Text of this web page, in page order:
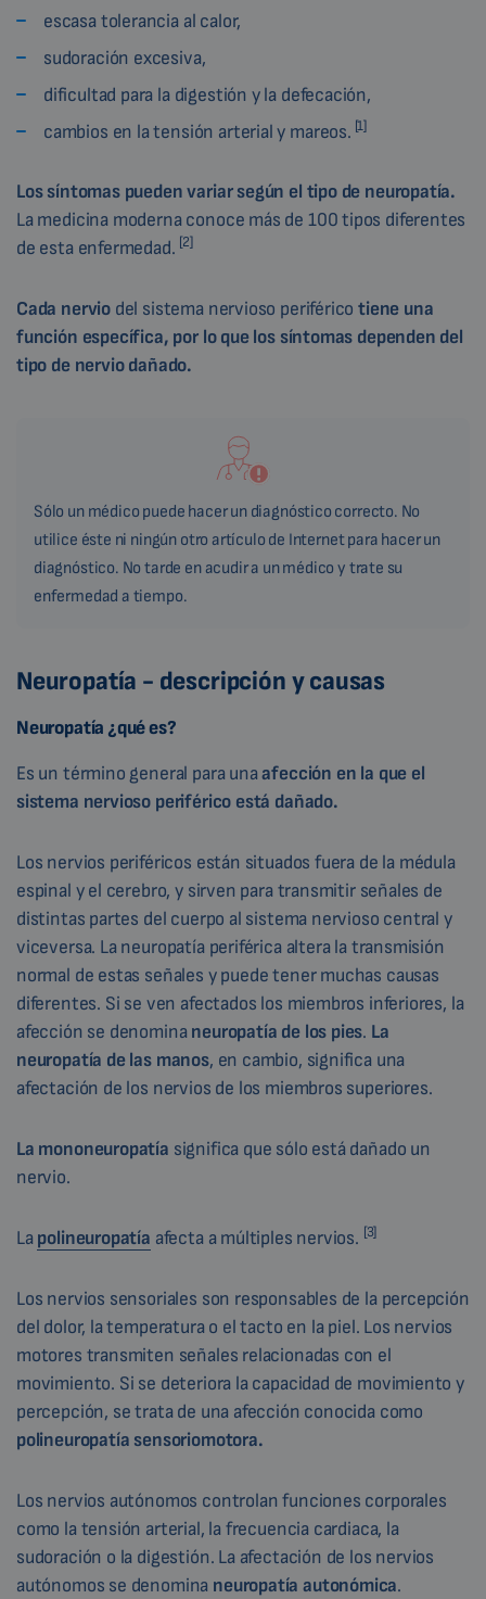
escasa tolerancia al calor,
sudoración excesiva,
dificultad para la digestión y la defecación,
cambios en la tensión arterial y mareos. [1]
Los síntomas pueden variar según el tipo de neuropatía.
La medicina moderna conoce más de 100 tipos diferentes
de esta enfermedad. [2]
Cada nervio del sistema nervioso periféricotiene una
función específica, por lo que los síntomas dependen del
tipo de nervio dañado.
Sólo un médico puede hacer un diagnóstico correcto. No
utilice éste ni ningún otro artículo de Internet para hacer un
diagnóstico. No tarde en acudir a un médico y trate su
enfermedad a tiempo.
Neuropatía - descripción y causas
Neuropatía ¿qué es?
Es un término general para unaafección en la que el
sistema nervioso periférico está dañado.
Los nervios periféricos están situados fuera de la médula
espinal y el cerebro, y sirven para transmitir señales de
distintas partes del cuerpo al sistema nervioso central y
viceversa. La neuropatía periférica altera la transmisión
normal de estas señales y puede tener muchas causas
diferentes. Si se ven afectados los miembros inferiores, la
afección se denominaneuropatía de los pies. La
neuropatía de las manos, en cambio, significa una
afectación de los nervios de los miembros superiores.
La mononeuropatía significa que sólo está dañado un
nervio.
Lapolineuropatía afecta a múltiples nervios. [3]
Los nervios sensoriales son responsables de la percepción
del dolor, la temperatura o el tacto en la piel. Los nervios
motores transmiten señales relacionadas con el
movimiento. Si se deteriora la capacidad de movimiento y
percepción, se trata de una afección conocida como
polineuropatía sensoriomotora.
Los nervios autónomos controlan funciones corporales
como la tensión arterial, la frecuencia cardiaca, la
sudoración o la digestión. La afectación de los nervios
autónomos se denomina neuropatía autonómica.